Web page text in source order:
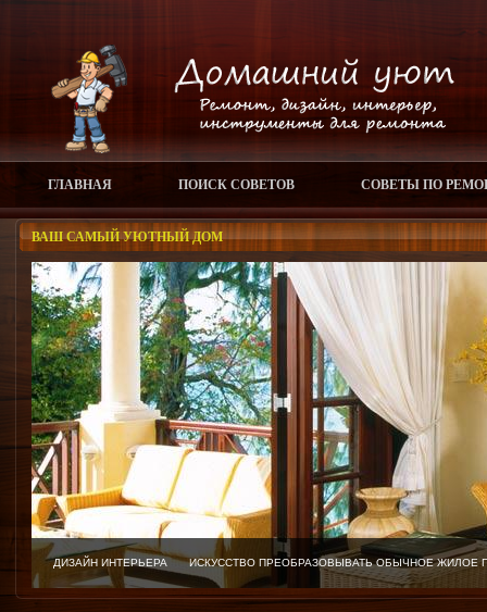
ГЛАВНАЯ ПОИСК СОВЕТОВ СОВЕТЫ ПО
ВАШ САМЫЙ УЮТНЫЙ ДОМ
ДИЗАЙН ИНТЕРЬЕРА ИСКУССТВО ПРЕОБРАЗОВЫВАТЬ ОБЫЧНОЕ